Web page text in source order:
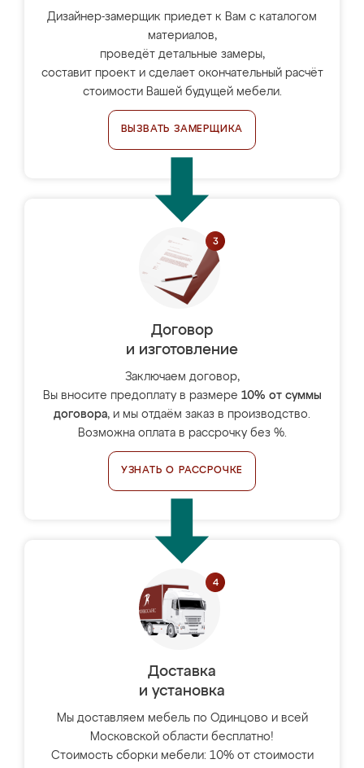
Дизайнер-замерщик приедет к Вам с каталогом
материалов,
проведёт детальные замеры,
составит проект и сделает окончательный расчёт
стоимости Вашей будущей мебели.
ВЫЗВАТЬ ЗАМЕРЩИКА
Договор
и изготовление
Заключаем договор,
Вы вносите предоплату в размере 10% от суммы
договора, и мы отдаём заказ в производство.
Возможна оплата в рассрочку без %.
УЗНАТЬ О РАССРОЧКЕ
Доставка
и установка
Мы доставляем мебель по Одинцово и всей
Московской области бесплатно!
Стоимость сборки мебели: 10% от стоимости